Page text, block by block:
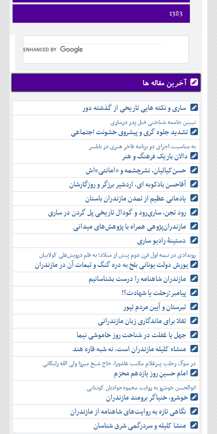
ارديبهشت
خرداد
تير
مرداد
آبان
آذر
دی
بهمن
اسفند
فروردين
ارديبهشت
خرداد
شهريور
مهر
آبان
آذر
دی
بهمن
اسفند
1383
فروردين
تير
مرداد
شهريور
مهر
آبان
آذر
دی
بهمن
اسفند
آخرین مقاله ها
ساری و نکته هایی تاریخی از گذشته دور
تبیین جامعه شناختی قتل پدر درساری
تشدید جلوه‌ گری و پیشروی خشونت اجتماعی
به مناسبت اجرای دو برنامه فاخر هنری در بابلسر
دالان باریک فرهنگ و هنر
حسن‌کیائیان، نشرچشمه و «امانتی»اش
آقاحسن بادکوبه ای، اردشیر برزگر و روزگارشان
یادمانی عظیم از تمدن مازندران باستان
رود تجن، ساری‌رود و گودال تاریخی پل گردن در ساری
مازندران‌پژوهی همراه با پژوهش‌های میدانی
دستینۀ رادیو ساری
رویدادی در نیمه اول قرن دوم پیش از میلاد؛ به قلم درویش‌علی کولاییان
یورش دولت یونانی بلخ به دره گنگ و تبعات آن در مازندران
مازندران شاهنامه را درست بشناسانیم
پیامبر؛رحلت یا شهادت؟!
تبرستان و آیین مردم تپور
تقلا برای ماندگاری زبان مازندرانی
جهل یا غفلت در شناخت روز خاموشی نیما
منشاء کلیله مازندران است، نه شبه قاره هند
در سوگ رحلتِ پیرغلام مکتب عاشورا، حاج شیخ میرزا ولی الله زلیکانی
امام حسینِ روز یازدهم محرّم
ابوالحسن خوشرو به روایت محمودجوادیان کوتنایی
خوشرو، خنياگر برومند مازندران
نگاهی تازه به روایت‌های شاهنامه از مازندران
منشا کلیله و سردرگمی شرق شناسان